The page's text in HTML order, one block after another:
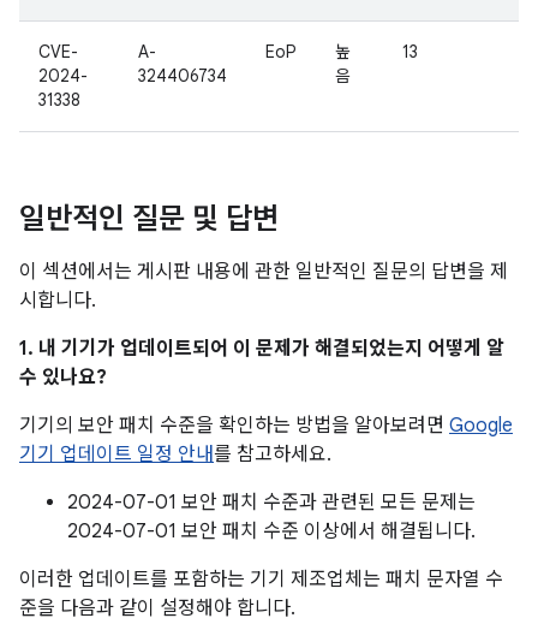
CVE-
2024-
31338
A-
324406734
EoP
높
음
13
일반적인 질문 및 답변
이 섹션에서는 게시판 내용에 관한 일반적인 질문의 답변을 제
시합니다.
1. 내 기기가 업데이트되어 이 문제가 해결되었는지 어떻게 알
수 있나요?
기기의 보안 패치 수준을 확인하는 방법을 알아보려면 Google
기기 업데이트 일정 안내를 참고하세요.
2024-07-01 보안 패치 수준과 관련된 모든 문제는
2024-07-01 보안 패치 수준 이상에서 해결됩니다.
이러한 업데이트를 포함하는 기기 제조업체는 패치 문자열 수
준을 다음과 같이 설정해야 합니다.